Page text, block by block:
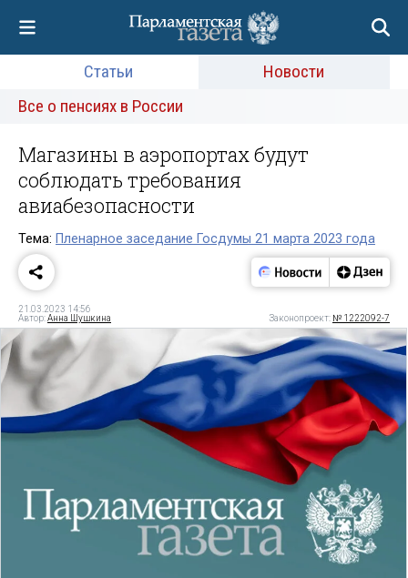
Статьи
Новости
Все о пенсиях в России
Магазины в аэропортах будут
соблюдать требования
авиабезопасности
Тема: Пленарное заседание Госдумы 21 марта 2023 года
21.03.2023 14:56
Автор:Анна Шушкина Законопроект: № 1222092-7